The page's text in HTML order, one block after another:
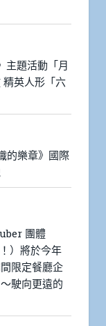
主題活動「月
英人形「六
的樂章》國際
團體
）將於今年
限定餐廳企
駛向更遠的